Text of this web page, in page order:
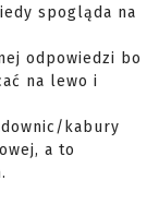
spogląda na
odpowiedzi bo
na lewo i
kabury
a to